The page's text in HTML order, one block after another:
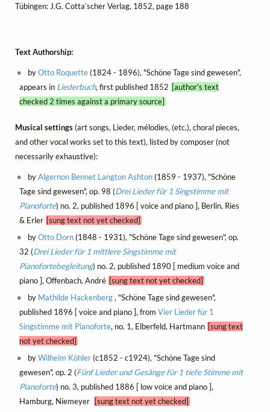
Tübingen: J.G. Cotta’scher Verlag, 1852, page 188
Text Authorship:
byOtto Roquette(1824 - 1896), "Schöne Tage sind gewesen",
appears in Liederbuch, first published 1852 [author's text
checked 2 times against a primary source]
Musical settings(art songs, Lieder, mélodies, (etc.), choral pieces,
and other vocal works set to this text), listed by composer (not
necessarily exhaustive):
byAlgernon Bennet Langton Ashton(1859 - 1937), "Schöne
Tage sind gewesen", op. 98 (Drei Lieder für 1 Singstimme mit
Pianoforte) no. 2, published 1896 [ voice and piano ], Berlin, Ries
& Erler [sung text not yet checked]
byOtto Dorn(1848 - 1931), "Schöne Tage sind gewesen", op.
32 (Drei Lieder für 1 mittlere Singstimme mit
Pianofortebegleitung) no. 2, published 1890 [ medium voice and
piano ], Offenbach, André [sung text not yet checked]
by Mathilde Hackenberg, "Schöne Tage sind gewesen",
published 1896 [ voice and piano ], from Vier Lieder für 1
Singstimme mit Pianoforte, no. 1, Elberfeld, Hartmann [sung text
not yet checked]
byWilhelm Köhler(c1852 - c1924), "Schöne Tage sind
gewesen", op. 2 (Fünf Lieder und Gesänge für 1 tiefe Stimme mit
Pianoforte) no. 3, published 1886 [ low voice and piano ],
Hamburg, Niemeyer
[sung text not yet checked]